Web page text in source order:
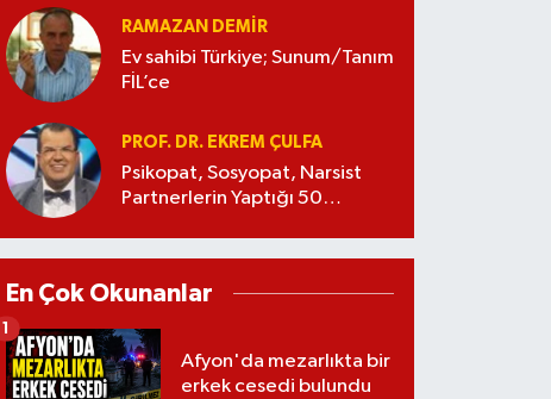
RAMAZAN DEMİR
Ev sahibi Türkiye; Sunum/Tanım
FİL’ce
PROF. DR. EKREM ÇULFA
Psikopat, Sosyopat, Narsist
Partnerlerin Yaptığı 50
En Çok Okunanlar
Afyon'da mezarlıkta bir
erkek cesedi bulundu
1